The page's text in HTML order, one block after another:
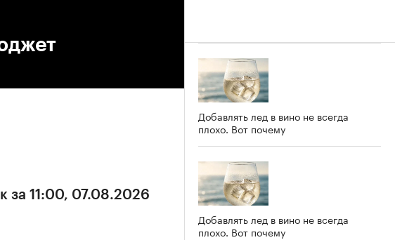
за 11:00, 07.08.2026
Добавлять лед в вино не всегда
плохо. Вот почему
Добавлять лед в вино не всегда
плохо. Вот почему